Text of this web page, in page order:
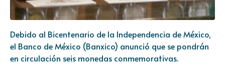
Debido al Bicentenario de la Independencia de México,
el Banco de México (Banxico) anunció que se pondrán
en circulación seis monedas conmemorativas.